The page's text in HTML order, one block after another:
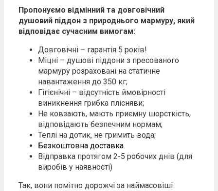
Пропонуємо відмінний та довговічний
душовий піддон з природнього мармуру, який
відповідає сучасним вимогам:
Довговічні – гарантія 5 років!
Міцні – душові піддони з пресованого
мармуру розраховані на статичне
навантаження до 350 кг;
Гігієнічні – відсутність ймовірності
виникнення грибка плісняви;
Не ковзають, мають приємну шорсткість,
відповідають безпечним нормам;
Теплі на дотик, не гримить вода;
Безкоштовна доставка.
Відправка протягом 2-5 робочих днів (для
виробів у наявності)
Так, вони помітно дорожчі за наймасовіші